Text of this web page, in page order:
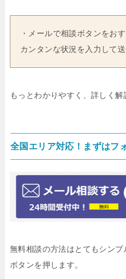
・メールで相談ボタンをお
カンタンな状況を入力して
もっとわかりやすく、詳しく解
全国エリア対応！まずはフ
無料相談の方法はとてもシン
ボタンを押します。